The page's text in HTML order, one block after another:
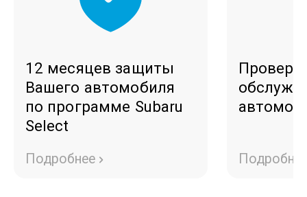
12 месяцев защиты
Вашего автомобиля
по программе Subaru
Select
Подробнее